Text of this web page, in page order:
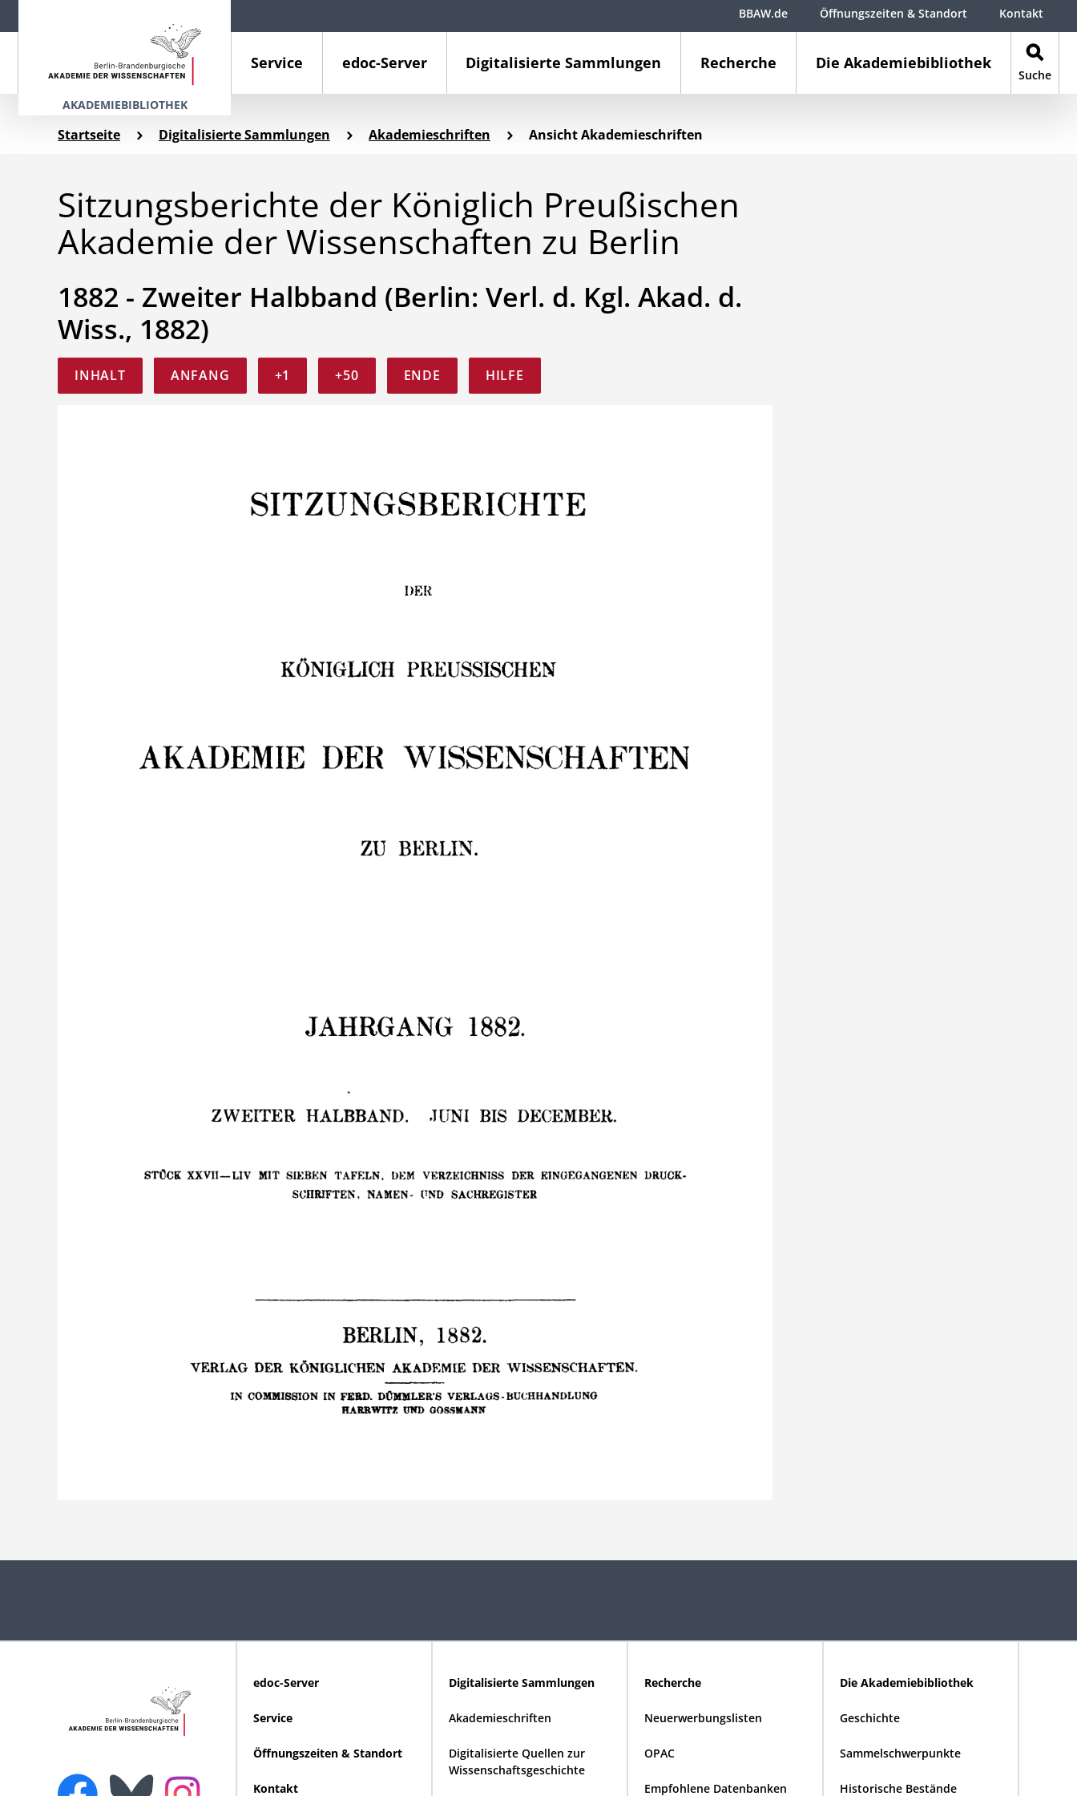
AKADEMIEBIBLIOTHEK
Service edoc-Server Digitalisierte Sammlungen Recherche Die Akademiebibliothek
Suche
BBAW.de Öffnungszeiten & Standort Kontakt
Startseite Digitalisierte Sammlungen Akademieschriften Ansicht Akademieschriften
Sitzungsberichte der Königlich Preußischen
Akademie der Wissenschaften zu Berlin
1882 - Zweiter Halbband (Berlin: Verl. d. Kgl. Akad. d.
Wiss., 1882)
INHALT ANFANG +1 +50 ENDE HILFE
edoc-Server
Service
Öffnungszeiten & Standort
Kontakt
Digitalisierte Sammlungen
Akademieschriften
Digitalisierte Quellen zur
Wissenschaftsgeschichte
Recherche
Neuerwerbungslisten
OPAC
Empfohlene Datenbanken
Die Akademiebibliothek
Geschichte
Sammelschwerpunkte
Historische Bestände